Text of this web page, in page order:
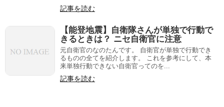
記事を読む
【能登地震】自衛隊さんが単独で行動で
きるときは？ ニセ自衛官に注意
元自衛官のなのたんです。 自衛官が単独で行動でき
るものの全てを紹介します。 これを参考にして、本
来単独行動できない自衛官ってのを...
記事を読む